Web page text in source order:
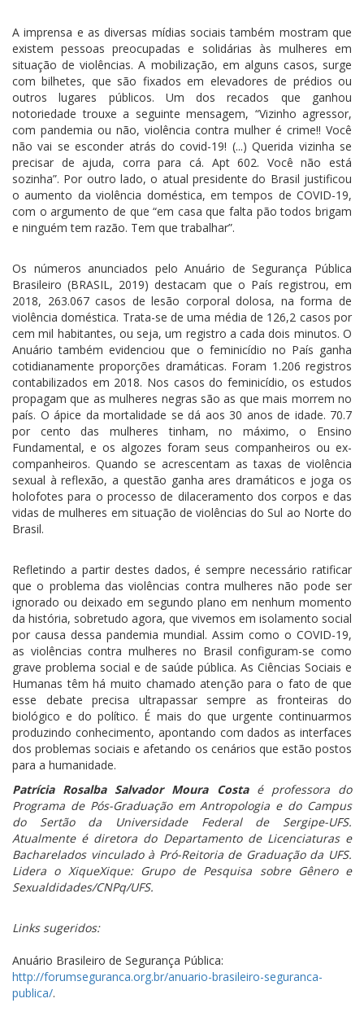
A imprensa e as diversas mídias sociais também mostram que
existem pessoas preocupadas e solidárias às mulheres em
situação de violências. A mobilização, em alguns casos, surge
com bilhetes, que são fixados em elevadores de prédios ou
outros lugares públicos. Um dos recados que ganhou
notoriedade trouxe a seguinte mensagem, “Vizinho agressor,
com pandemia ou não, violência contra mulher é crime!! Você
não vai se esconder atrás do covid-19! (...) Querida vizinha se
precisar de ajuda, corra para cá. Apt 602. Você não está
sozinha”. Por outro lado, o atual presidente do Brasil justificou
o aumento da violência doméstica, em tempos de COVID-19,
com o argumento de que “em casa que falta pão todos brigam
e ninguém tem razão. Tem que trabalhar”.
Os números anunciados pelo Anuário de Segurança Pública
Brasileiro (BRASIL, 2019) destacam que o País registrou, em
2018, 263.067 casos de lesão corporal dolosa, na forma de
violência doméstica. Trata-se de uma média de 126,2 casos por
cem mil habitantes, ou seja, um registro a cada dois minutos. O
Anuário também evidenciou que o feminicídio no País ganha
cotidianamente proporções dramáticas. Foram 1.206 registros
contabilizados em 2018. Nos casos do feminicídio, os estudos
propagam que as mulheres negras são as que mais morrem no
país. O ápice da mortalidade se dá aos 30 anos de idade. 70.7
por cento das mulheres tinham, no máximo, o Ensino
Fundamental, e os algozes foram seus companheiros ou ex-
companheiros. Quando se acrescentam as taxas de violência
sexual à reflexão, a questão ganha ares dramáticos e joga os
holofotes para o processo de dilaceramento dos corpos e das
vidas de mulheres em situação de violências do Sul ao Norte do
Brasil.
Refletindo a partir destes dados, é sempre necessário ratificar
que o problema das violências contra mulheres não pode ser
ignorado ou deixado em segundo plano em nenhum momento
da história, sobretudo agora, que vivemos em isolamento social
por causa dessa pandemia mundial. Assim como o COVID-19,
as violências contra mulheres no Brasil configuram-se como
grave problema social e de saúde pública. As Ciências Sociais e
Humanas têm há muito chamado atenção para o fato de que
esse debate precisa ultrapassar sempre as fronteiras do
biológico e do político. É mais do que urgente continuarmos
produzindo conhecimento, apontando com dados as interfaces
dos problemas sociais e afetando os cenários que estão postos
para a humanidade.
Patrícia Rosalba Salvador Moura Costaé professora do
Programa de Pós-Graduação em Antropologia e do Campus
do Sertão da Universidade Federal de Sergipe-UFS.
Atualmente é diretora do Departamento de Licenciaturas e
Bacharelados vinculado à Pró-Reitoria de Graduação da UFS.
Lidera o XiqueXique: Grupo de Pesquisa sobre Gênero e
Sexualdidades/CNPq/UFS.
Links sugeridos:
Anuário Brasileiro de Segurança Pública:
http://forumseguranca.org.br/anuario-brasileiro-seguranca-
publica/.